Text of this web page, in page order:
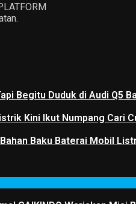
Begitu Duduk di Audi Q5
Kini Ikut Numpang Cari
Baku Baterai Mobil